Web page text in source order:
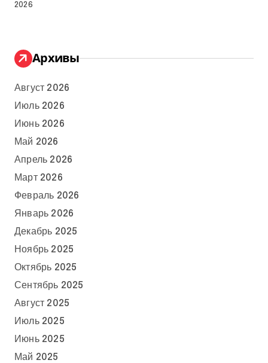
2026
Архивы
Август 2026
Июль 2026
Июнь 2026
Май 2026
Апрель 2026
Март 2026
Февраль 2026
Январь 2026
Декабрь 2025
Ноябрь 2025
Октябрь 2025
Сентябрь 2025
Август 2025
Июль 2025
Июнь 2025
Май 2025